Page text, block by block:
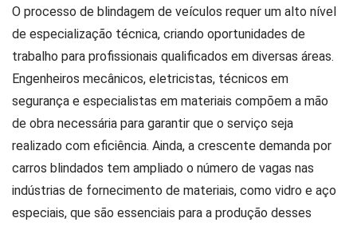
O processo de blindagem de veículos requer um alto nível
de especialização técnica, criando oportunidades de
trabalho para profissionais qualificados em diversas áreas.
Engenheiros mecânicos, eletricistas, técnicos em
segurança e especialistas em materiais compõem a mão
de obra necessária para garantir que o serviço seja
realizado com eficiência. Ainda, a crescente demanda por
carros blindados tem ampliado o número de vagas nas
indústrias de fornecimento de materiais, como vidro e aço
especiais, que são essenciais para a produção desses